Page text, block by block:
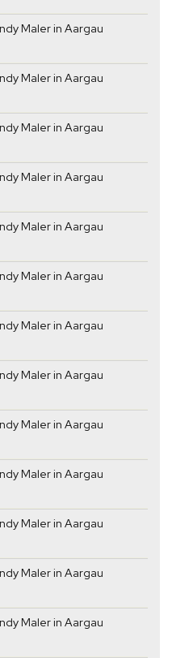
Maler in Aargau
Maler in Aargau
Maler in Aargau
Maler in Aargau
Maler in Aargau
Maler in Aargau
Maler in Aargau
Maler in Aargau
Maler in Aargau
Maler in Aargau
Maler in Aargau
Maler in Aargau
Maler in Aargau